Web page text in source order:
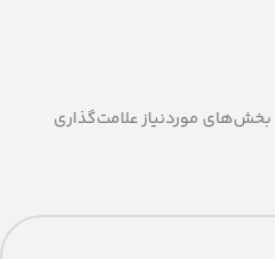
بخش‌های موردنیاز علامت‌گذاری